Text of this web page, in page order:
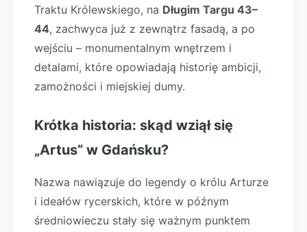
Traktu Królewskiego, na Długim Targu 43–
44, zachwyca już z zewnątrz fasadą, a po
wejściu – monumentalnym wnętrzem i
detalami, które opowiadają historię ambicji,
zamożności i miejskiej dumy.
Krótka historia: skąd wziął się
„Artus” w Gdańsku?
Nazwa nawiązuje do legendy o królu Arturze
i ideałów rycerskich, które w późnym
średniowieczu stały się ważnym punktem